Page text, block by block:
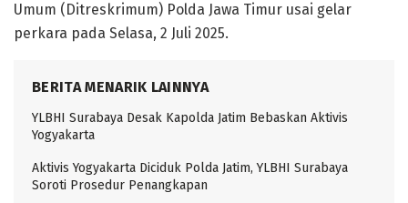
Umum (Ditreskrimum) Polda Jawa Timur usai gelar
perkara pada Selasa, 2 Juli 2025.
BERITA MENARIK LAINNYA
YLBHI Surabaya Desak Kapolda Jatim Bebaskan Aktivis
Yogyakarta
Aktivis Yogyakarta Diciduk Polda Jatim, YLBHI Surabaya
Soroti Prosedur Penangkapan